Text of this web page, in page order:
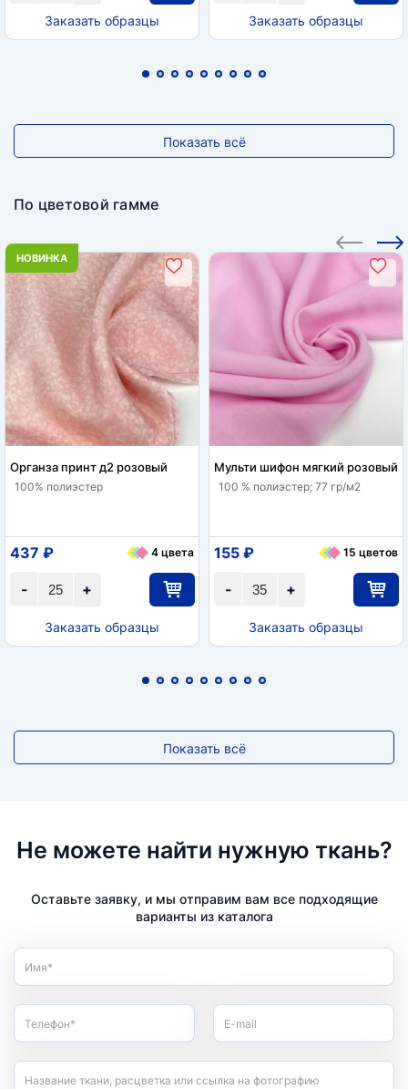
Заказать образцы Заказать образцы
Показать всё
По цветовой гамме
НОВИНКА
Органза принт д2 розовый
100% полиэстер
+
-
437 ₽ 4 цвета
Заказать образцы
Мульти шифон мягкий розовый
100 % полиэстер; 77 гр/м2
+
-
155 ₽ 15 цветов
Заказать образцы
Показать всё
Не можете найти нужную ткань?
Оставьте заявку, и мы отправим вам все подходящие
варианты из каталога
Имя*
Телефон* E-mail
Название ткани, расцветка или ссылка на фотографию